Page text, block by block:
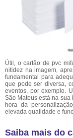
Útil, o cartão de pvc
nitidez na imagem,
fundamental para
que pode ser diversa,
eventos, por exemplo.
São Mateus está na
hora da
elevada qualidade e
Saiba mais do